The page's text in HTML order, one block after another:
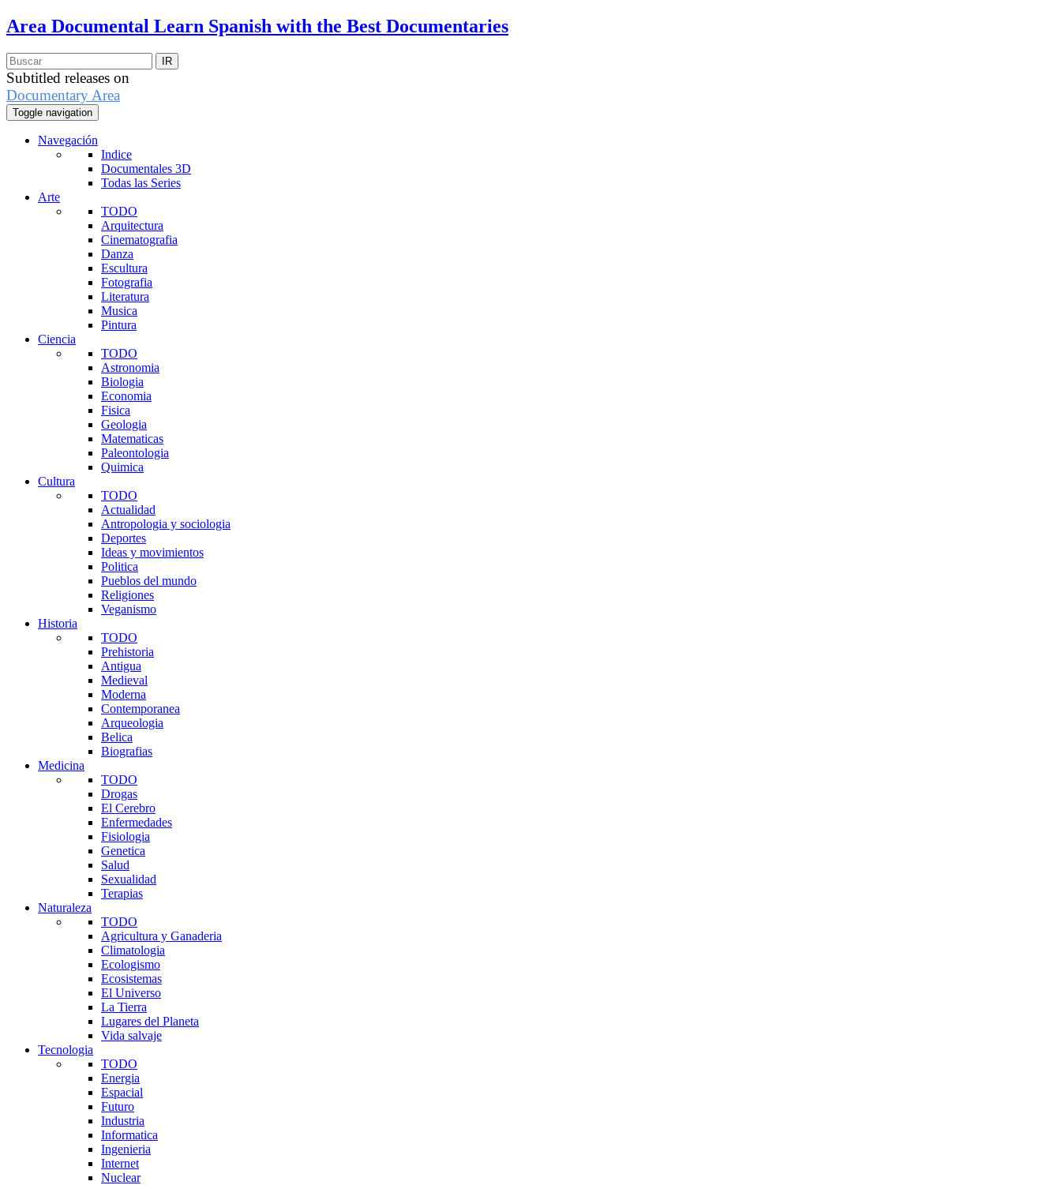
Area Documental Learn Spanish with the Best Documentaries
Subtitled releases on
Documentary Area
Toggle navigation
Navegación
Indice
Documentales 3D
Todas las Series
Arte
TODO
Arquitectura
Cinematografia
Danza
Escultura
Fotografia
Literatura
Musica
Pintura
Ciencia
TODO
Astronomia
Biologia
Economia
Fisica
Geologia
Matematicas
Paleontologia
Quimica
Cultura
TODO
Actualidad
Antropologia y sociologia
Deportes
Ideas y movimientos
Politica
Pueblos del mundo
Religiones
Veganismo
Historia
TODO
Prehistoria
Antigua
Medieval
Moderna
Contemporanea
Arqueologia
Belica
Biografias
Medicina
TODO
Drogas
El Cerebro
Enfermedades
Fisiologia
Genetica
Salud
Sexualidad
Terapias
Naturaleza
TODO
Agricultura y Ganaderia
Climatologia
Ecologismo
Ecosistemas
El Universo
La Tierra
Lugares del Planeta
Vida salvaje
Tecnologia
TODO
Energia
Espacial
Futuro
Industria
Informatica
Ingenieria
Internet
Nuclear